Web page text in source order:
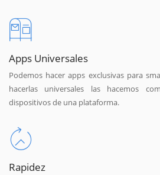
Apps Universales
Podemos hacer apps exclusivas para
hacerlas universales las hacemos
dispositivos de una plataforma.
Rapidez